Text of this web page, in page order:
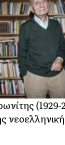
(1929-